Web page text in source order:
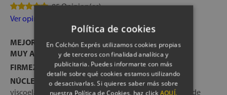
85 Opinion(es)
Ver opiniones
MEJOR COLCHÓN PARA DEPORTISTAS Y PERSONAS
MUY ACTIVAS
FIRMEZA:
Media-Suave
NÚCLEO:
6 cm de viscoelástica FullHD® (4 cm de
viscoelástica perfilada + 2 cm de Viscoelástica Respirel de
Política de cookies
En Colchón Exprés utilizamos cookies propias
y de terceros con finalidad analítica y
publicitaria. Puedes informarte con más
detalle sobre qué cookies estamos utilizando
o desactivarlas. Si quieres saber más sobre
nuestra Política de Cookies, haz clickAQUÍ.